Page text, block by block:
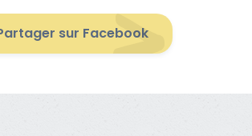
sur Facebook